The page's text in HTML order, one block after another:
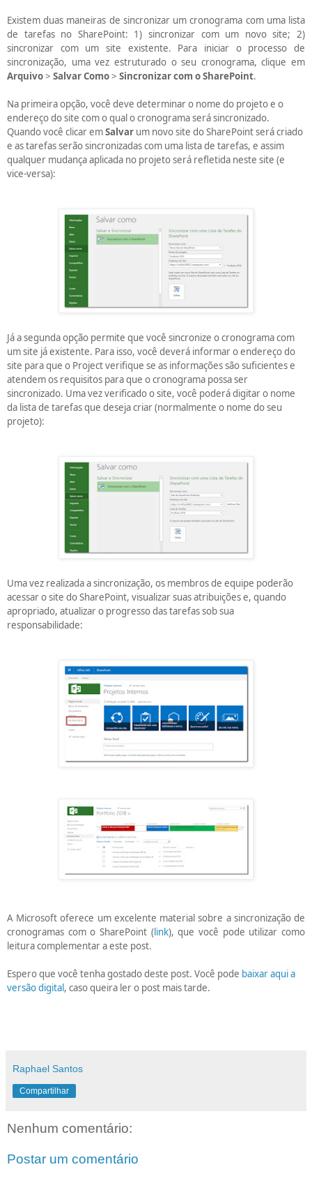
Existem duas maneiras de sincronizar um cronograma com uma lista
de tarefas no SharePoint: 1) sincronizar com um novo site; 2)
sincronizar com um site existente. Para iniciar o processo de
sincronização, uma vez estruturado o seu cronograma, clique em
Arquivo> Salvar Como> Sincronizar com o SharePoint.
Na primeira opção, você deve determinar o nome do projeto e o
endereço do site com o qual o cronograma será sincronizado.
Quando você clicar emSalvar um novo site do SharePoint será criado
e as tarefas serão sincronizadas com uma lista de tarefas, e assim
qualquer mudança aplicada no projeto será refletida neste site (e
vice-versa):
Já a segunda opção permite que você sincronize o cronograma com
um site já existente. Para isso, você deverá informar o endereço do
site para que o Project verifique se as informações são suficientes e
atendem os requisitos para que o cronograma possa ser
sincronizado. Uma vez verificado o site, você poderá digitar o nome
da lista de tarefas que deseja criar (normalmente o nome do seu
projeto):
Uma vez realizada a sincronização, os membros de equipe poderão
acessar o site do SharePoint, visualizar suas atribuições e, quando
apropriado, atualizar o progresso das tarefas sob sua
responsabilidade:
A Microsoft oferece um excelente material sobre a sincronização de
cronogramas com o SharePoint (link), que você pode utilizar como
leitura complementar a este post.
Espero que você tenha gostado deste post. Você pode baixar aqui a
versão digital, caso queira ler o post mais tarde.
Raphael Santos
Compartilhar
Nenhum comentário:
Postar um comentário